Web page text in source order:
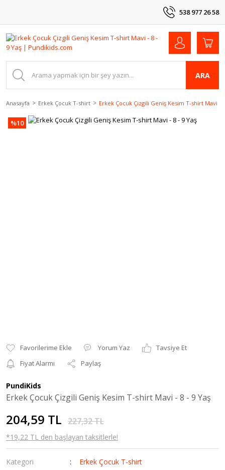
538 977 26 58
ARA
Anasayfa Erkek Çocuk T-shirt Erkek Çocuk Çizgili Geniş Kesim T-shirt Mavi -
%10
Yorum Yaz
Tavsiye Et
Fiyat Alarmı
Paylaş
PundiKids
Erkek Çocuk Çizgili Geniş Kesim T-shirt Mavi - 8 - 9 Yaş
204,59 TL 227,32 TL
*19,22 TL den başlayan taksitlerle!
Kategori
Erkek Çocuk T-shirt